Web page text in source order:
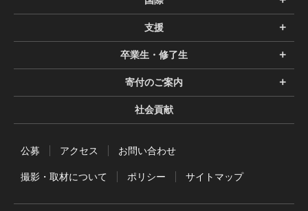
支援
卒業生・修了生
寄付のご案内
社会貢献
公募 アクセス お問い合わせ
撮影・取材について ポリシー サイトマップ